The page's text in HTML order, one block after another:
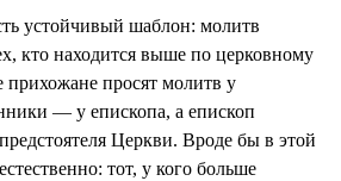
устойчивый шаблон: молитв
кто находится выше по церковному
прихожане просят молитв у
— у епископа, а епископ
Церкви. Вроде бы в этой
тот, у кого больше